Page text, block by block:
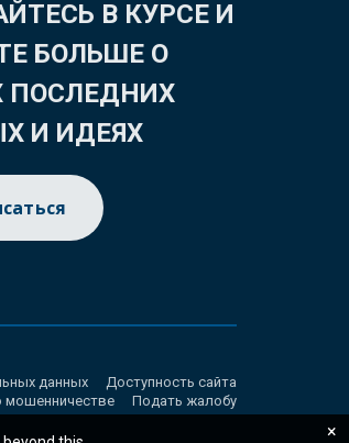
В КУРСЕ И
БОЛЬШЕ О
ПОСЛЕДНИХ
И ИДЕЯХ
данных
Доступность сайта
мошенничестве Подать жалобу
×